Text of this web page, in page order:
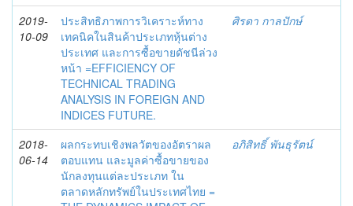
2019-
10-09
ประสิทธิภาพการวิเคราะห์ทาง
เทคนิคในสินค้าประเภทหุ้นต่าง
ประเทศ และการซื้อขายดัชนีล่วง
หน้า =EFFICIENCY OF
TECHNICAL TRADING
ANALYSIS IN FOREIGN AND
INDICES FUTURE.
ศิรดา กาลปักษ์
2018-
06-14
ผลกระทบเชิงพลวัตของอัตราผล
ตอบแทน และมูลค่าซื้อขายของ
นักลงทุนแต่ละประเภท ใน
ตลาดหลักทรัพย์ในประเทศไทย =
อภิสิทธิ์ พันธุรัตน์